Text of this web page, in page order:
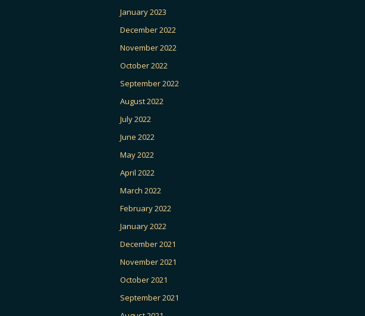
January 2023
December 2022
November 2022
October 2022
September 2022
August 2022
July 2022
June 2022
May 2022
April 2022
March 2022
February 2022
January 2022
December 2021
November 2021
October 2021
September 2021